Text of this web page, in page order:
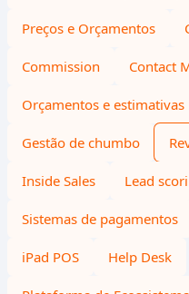
Preços e Orçamentos
Commission Contact
Orçamentos e estimativas
Gestão de chumbo
Inside Sales Lead
Sistemas de pagamentos
iPad POS Help Desk